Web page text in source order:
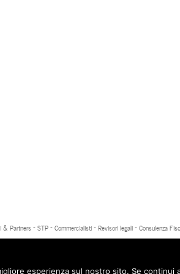
& Partners - STP - Commercialisti - Revisori legali - Consulenza
esperienza sul nostro sito. Se